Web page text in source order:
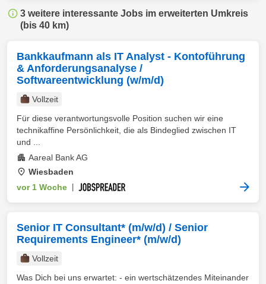
3 weitere interessante Jobs im erweiterten Umkreis
(bis 40 km)
Bankkaufmann als IT Analyst - Kontoführung
& Anforderungsanalyse /
Softwareentwicklung (w/m/d)
Vollzeit
Für diese verantwortungsvolle Position suchen wir eine
technikaffine Persönlichkeit, die als Bindeglied zwischen IT
und ...
Aareal Bank AG
Wiesbaden
vor 1 Woche
Senior IT Consultant* (m/w/d) / Senior
Requirements Engineer* (m/w/d)
Vollzeit
Was Dich bei uns erwartet: - ein wertschätzendes Miteinander